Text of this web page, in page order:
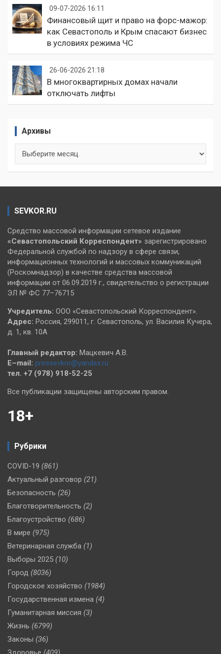
09-07-2026 16:11
Финансовый щит и право на форс-мажор:
как Севастополь и Крым спасают бизнес
в условиях режима ЧС
26-06-2026 21:18
В многоквартирных домах начали
отключать лифты
Архивы
SEVKOR.RU
Средство массовой информации сетевое издание
«Севастопольский Корреспондент» зарегистрировано
Федеральной службой по надзору в сфере связи,
информационных технологий и массовых коммуникаций
(Роскомнадзор) в качестве средства массовой
информации от 06.09.2019 г., свидетельство о регистрации
ЭЛ № ФС 77–76715
Учредитель: ООО «Севастопольский Корреспондент».
Адрес: Россия, 299011, г. Севастополь, ул. Василия Кучера,
д. 1, кв. 10А
Главный редактор: Мацкевич А.В.
E–mail: pressevkor@yandex.ru
тел. +7 (978) 918-52-25
Все публикации защищены авторским правом.
18+
Рубрики
COVID-19 (861)
Актуальный разговор (21)
Безопасность (26)
Благотворительность (2)
Благоустройство (686)
В мире (975)
Ветеринарная служба (1)
Выборы 2025 (10)
Город (8036)
Городское хозяйство (1984)
Государственная измена (4)
Гуманитарная миссия (3)
Жизнь (6799)
Законы (36)